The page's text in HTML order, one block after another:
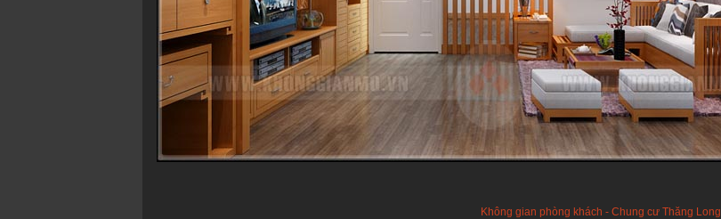
Không gian phòng khách - Chung cư Thăng Long